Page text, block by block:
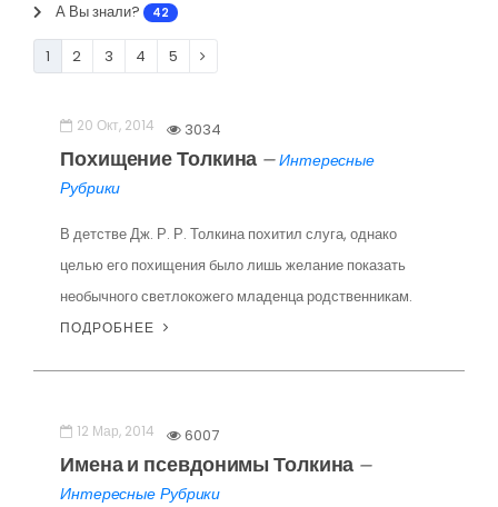
А Вы знали?
42
1 2 3 4 5
20 Окт, 2014 3034
Похищение Толкина —Интересные
Рубрики
В детстве Дж. Р. Р. Толкина похитил слуга, однако
целью его похищения было лишь желание показать
необычного светлокожего младенца родственникам.
ПОДРОБНЕЕ
12 Мар, 2014 6007
Имена и псевдонимы Толкина —
Интересные Рубрики